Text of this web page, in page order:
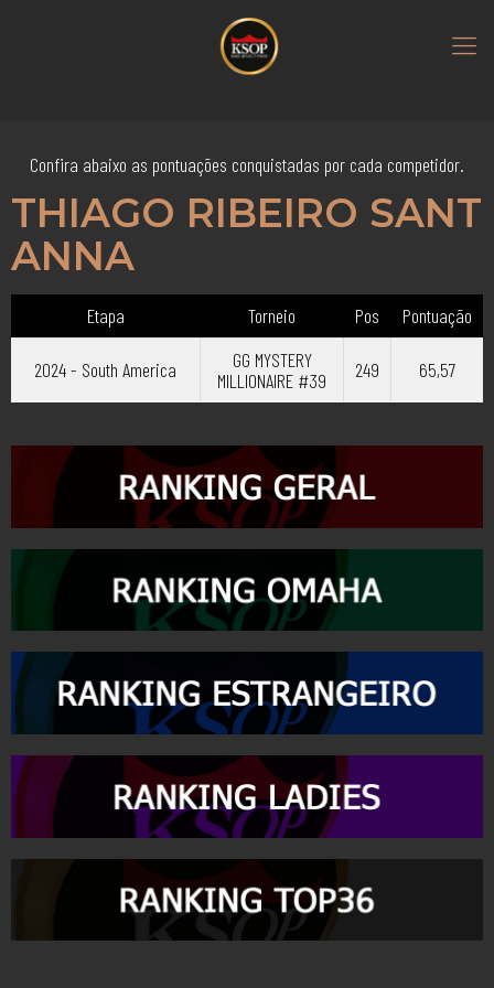
Confira abaixo as pontuações conquistadas por cada competidor.
THIAGO RIBEIRO SANT
ANNA
Etapa Torneio Pos Pontuação
2024 - South America
GG MYSTERY
MILLIONAIRE #39
249 65,57